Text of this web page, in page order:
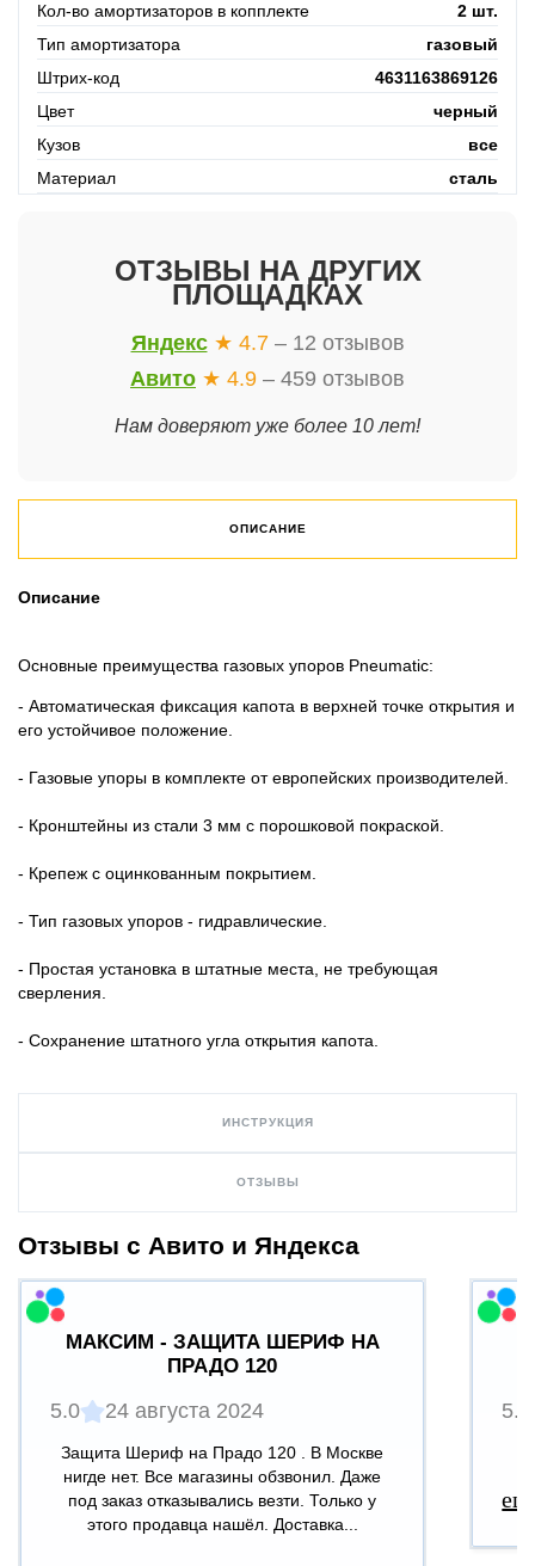
Кол-во амортизаторов в копплекте
2 шт.
Тип амортизатора
газовый
Штрих-код
4631163869126
Цвет
черный
Кузов
все
Материал
сталь
ОТЗЫВЫ НА ДРУГИХ
ПЛОЩАДКАХ
Яндекс ★ 4.7 – 12 отзывов
Авито ★ 4.9 – 459 отзывов
Нам доверяют уже более 10 лет!
ОПИСАНИЕ
Описание
Основные преимущества газовых упоров Pneumatic:
- Автоматическая фиксация капота в верхней точке открытия и
его устойчивое положение.
- Газовые упоры в комплекте от европейских производителей.
- Кронштейны из стали 3 мм с порошковой покраской.
- Крепеж с оцинкованным покрытием.
- Тип газовых упоров - гидравлические.
- Простая установка в штатные места, не требующая
сверления.
- Сохранение штатного угла открытия капота.
ИНСТРУКЦИЯ
ОТЗЫВЫ
Отзывы с Авито и Яндекса
МАКСИМ - ЗАЩИТА ШЕРИФ НА
ПРАДО 120
5.0 24 августа 2024
Защита Шериф на Прадо 120 . В Москве
нигде нет. Все магазины обзвонил. Даже
под заказ отказывались везти. Только у
этого продавца нашёл. Доставка...
5.0